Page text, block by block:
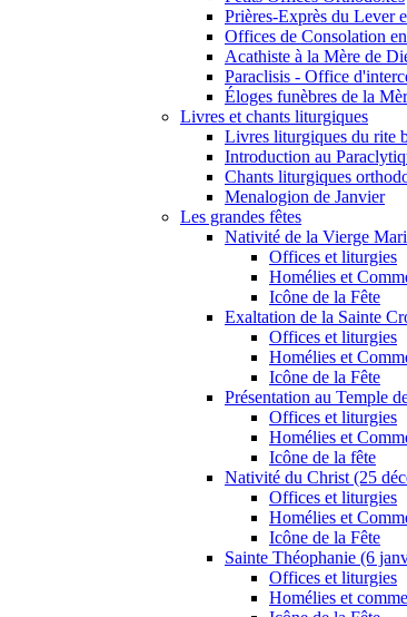
Prières-Exprès du Lever
Offices de Consolation
Acathiste à la Mère de
Paraclisis - Office
Éloges funèbres de la
Livres et chants liturgiques
Livres liturgiques du rite
Introduction au
Chants liturgiques
Menalogion de Janvier
Les grandes fêtes
Nativité de la Vierge
Offices et liturgies
Homélies et
Icône de la Fête
Exaltation de la Sainte
Offices et liturgies
Homélies et
Icône de la Fête
Présentation au Temple
Offices et liturgies
Homélies et
Icône de la fête
Nativité du Christ (25
Offices et liturgies
Homélies et
Icône de la Fête
Sainte Théophanie (6
Offices et liturgies
Homélies et